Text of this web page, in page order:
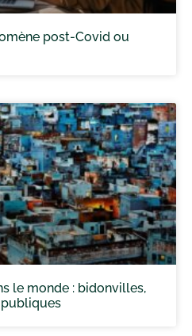
post-Covid ou
le monde : bidonvilles,